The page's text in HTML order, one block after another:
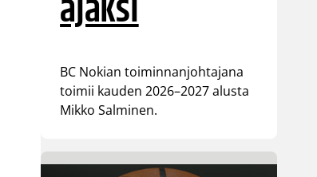
BC Nokian toiminnanjohtajana
toimii kauden 2026–2027 alusta
Mikko Salminen.